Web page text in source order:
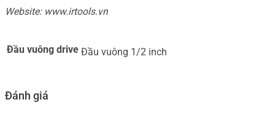
Website: www.irtools.vn
Đầu vuông drive Đầu vuông 1/2 inch
Đánh giá